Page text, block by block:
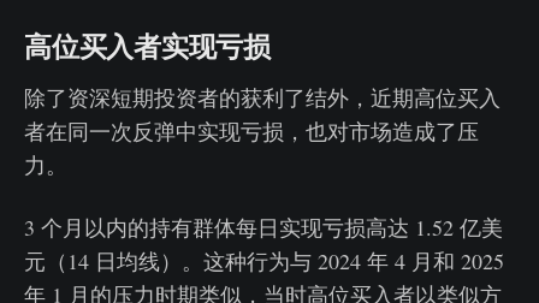
高位买入者实现亏损
除了资深短期投资者的获利了结外，近期高位买入
者在同一次反弹中实现亏损，也对市场造成了压
力。
3 个月以内的持有群体每日实现亏损高达 1.52 亿美
元（14 日均线）。这种行为与 2024 年 4 月和 2025
年 1 月的压力时期类似，当时高位买入者以类似方